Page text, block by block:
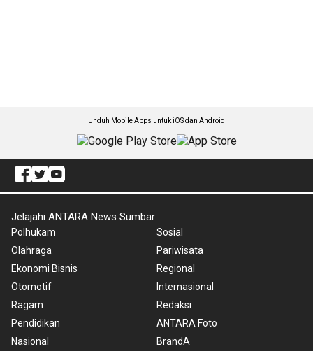
Unduh Mobile Apps untuk iOS dan Android
Jelajahi ANTARA News Sumbar
Polhukam
Olahraga
Ekonomi Bisnis
Otomotif
Ragam
Pendidikan
Nasional
Sosial
Pariwisata
Regional
Internasional
Redaksi
ANTARA Foto
BrandA